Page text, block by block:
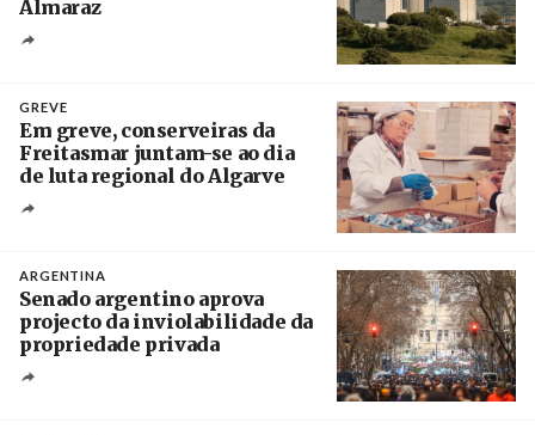
Almaraz
GREVE
Em greve, conserveiras da
Freitasmar juntam-se ao dia
de luta regional do Algarve
ARGENTINA
Senado argentino aprova
projecto da inviolabilidade da
propriedade privada